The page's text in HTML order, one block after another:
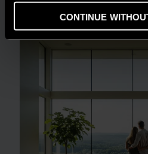
CONTINUE LEGGI DI